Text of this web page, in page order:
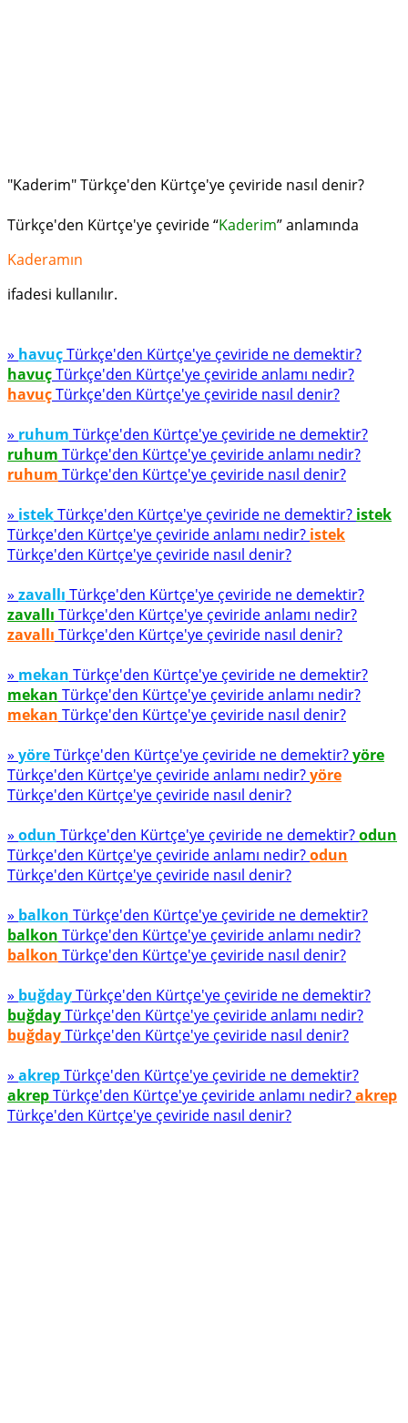
"Kaderim" Türkçe'den Kürtçe'ye çeviride nasıl denir?
Türkçe'den Kürtçe'ye çeviride “Kaderim” anlamında
Kaderamın
ifadesi kullanılır.
» havuçTürkçe'den Kürtçe'ye çeviride ne demektir?
havuçTürkçe'den Kürtçe'ye çeviride anlamı nedir?
havuçTürkçe'den Kürtçe'ye çeviride nasıl denir?
» ruhum Türkçe'den Kürtçe'ye çeviride ne demektir?
ruhum Türkçe'den Kürtçe'ye çeviride anlamı nedir?
ruhum Türkçe'den Kürtçe'ye çeviride nasıl denir?
» istekTürkçe'den Kürtçe'ye çeviride ne demektir? istek
Türkçe'den Kürtçe'ye çeviride anlamı nedir? istek
Türkçe'den Kürtçe'ye çeviride nasıl denir?
» zavallı Türkçe'den Kürtçe'ye çeviride ne demektir?
zavallı Türkçe'den Kürtçe'ye çeviride anlamı nedir?
zavallı Türkçe'den Kürtçe'ye çeviride nasıl denir?
» mekan Türkçe'den Kürtçe'ye çeviride ne demektir?
mekan Türkçe'den Kürtçe'ye çeviride anlamı nedir?
mekan Türkçe'den Kürtçe'ye çeviride nasıl denir?
» yöreTürkçe'den Kürtçe'ye çeviride ne demektir?yöre
Türkçe'den Kürtçe'ye çeviride anlamı nedir?yöre
Türkçe'den Kürtçe'ye çeviride nasıl denir?
» odun Türkçe'den Kürtçe'ye çeviride ne demektir?odun
Türkçe'den Kürtçe'ye çeviride anlamı nedir?odun
Türkçe'den Kürtçe'ye çeviride nasıl denir?
» balkon Türkçe'den Kürtçe'ye çeviride ne demektir?
balkon Türkçe'den Kürtçe'ye çeviride anlamı nedir?
balkon Türkçe'den Kürtçe'ye çeviride nasıl denir?
» buğdayTürkçe'den Kürtçe'ye çeviride ne demektir?
buğdayTürkçe'den Kürtçe'ye çeviride anlamı nedir?
buğdayTürkçe'den Kürtçe'ye çeviride nasıl denir?
» akrepTürkçe'den Kürtçe'ye çeviride ne demektir?
akrepTürkçe'den Kürtçe'ye çeviride anlamı nedir?akrep
Türkçe'den Kürtçe'ye çeviride nasıl denir?